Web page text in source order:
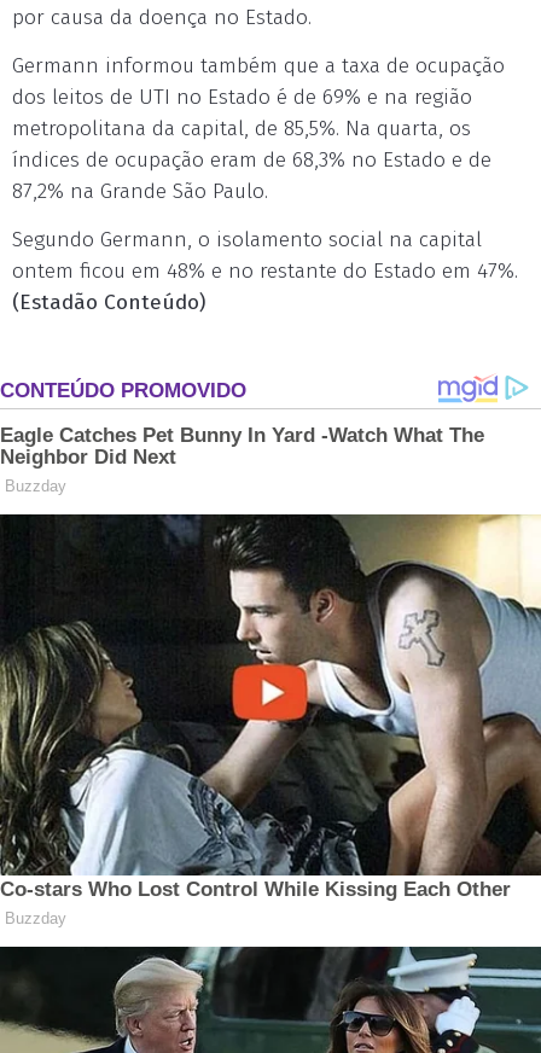
por causa da doença no Estado.
Germann informou também que a taxa de ocupação
dos leitos de UTI no Estado é de 69% e na região
metropolitana da capital, de 85,5%. Na quarta, os
índices de ocupação eram de 68,3% no Estado e de
87,2% na Grande São Paulo.
Segundo Germann, o isolamento social na capital
ontem ficou em 48% e no restante do Estado em 47%.
(Estadão Conteúdo)